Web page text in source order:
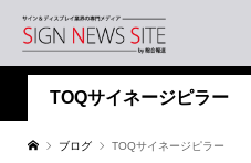
TOQサイネージピラー
ブログ TOQサイネージピラー